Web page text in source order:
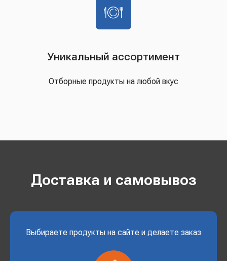
Уникальный ассортимент
Отборные продукты на любой вкус
Доставка и самовывоз
Выбираете продукты на сайте и делаете заказ